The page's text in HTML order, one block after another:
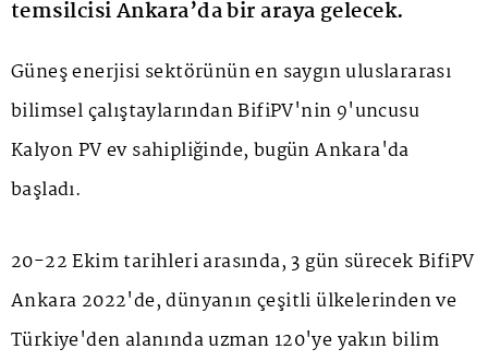
temsilcisi Ankara’da bir araya gelecek.
Güneş enerjisi sektörünün en saygın uluslararası
bilimsel çalıştaylarından BifiPV'nin 9'uncusu
Kalyon PVev sahipliğinde, bugün Ankara'da
başladı.
20-22 Ekim tarihleri arasında, 3 gün sürecek BifiPV
Ankara 2022'de, dünyanın çeşitli ülkelerinden ve
Türkiye'den alanında uzman 120'ye yakın bilim